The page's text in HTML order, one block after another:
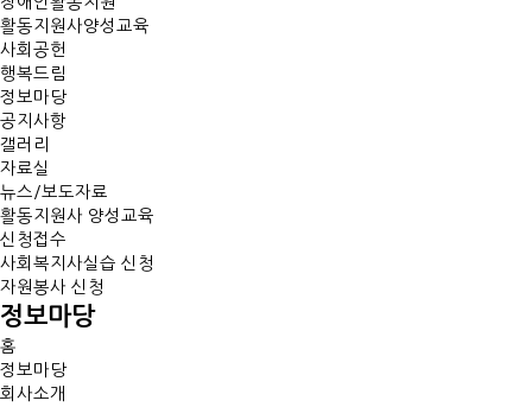
활동지원사양성교육
사회공헌
행복드림
정보마당
공지사항
갤러리
자료실
뉴스/보도자료
활동지원사 양성교육
신청접수
사회복지사실습 신청
자원봉사 신청
정보마당
홈
정보마당
회사소개